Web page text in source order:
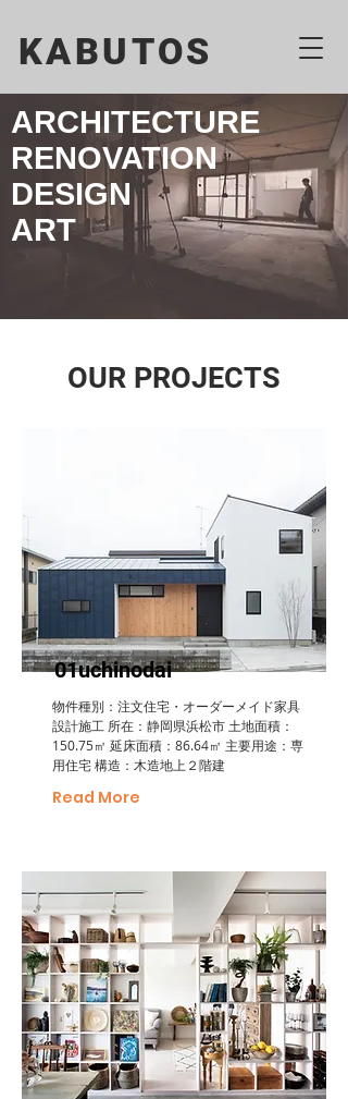
KABUTOS​​
ARCHITECTURE
RENOVATION
​DESIGN
ART
OUR PROJECTS
01uchinodai
物件種別：注文住宅・オーダーメイド家具
設計施工 所在：静岡県浜松市 土地面積：
150.75㎡ 延床面積：86.64㎡ 主要用途：専
用住宅 構造：木造地上２階建
Read More